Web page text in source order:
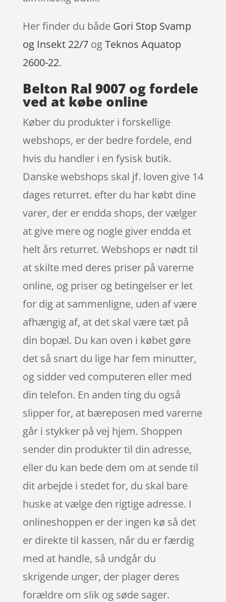
Her finder du både Gori Stop Svamp
og Insekt 22/7ogTeknos Aquatop
2600-22.
Belton Ral 9007 og fordele
ved at købe online
Køber du produkter i forskellige
webshops, er der bedre fordele, end
hvis du handler i en fysisk butik.
Danske webshops skal jf. loven give 14
dages returret. efter du har købt dine
varer, der er endda shops, der vælger
at give mere og nogle giver endda et
helt års returret. Webshops er nødt til
at skilte med deres priser på varerne
online, og priser og betingelser er let
for dig at sammenligne, uden af være
afhængig af, at det skal være tæt på
din bopæl. Du kan oven i købet gøre
det så snart du lige har fem minutter,
og sidder ved computeren eller med
din telefon. En anden ting du også
slipper for, at bæreposen med varerne
går i stykker på vej hjem. Shoppen
sender din produkter til din adresse,
eller du kan bede dem om at sende til
dit arbejde i stedet for, du skal bare
huske at vælge den rigtige adresse. I
onlineshoppen er der ingen kø så det
er direkte til kassen, når du er færdig
med at handle, så undgår du
skrigende unger, der plager deres
forældre om slik og søde sager.